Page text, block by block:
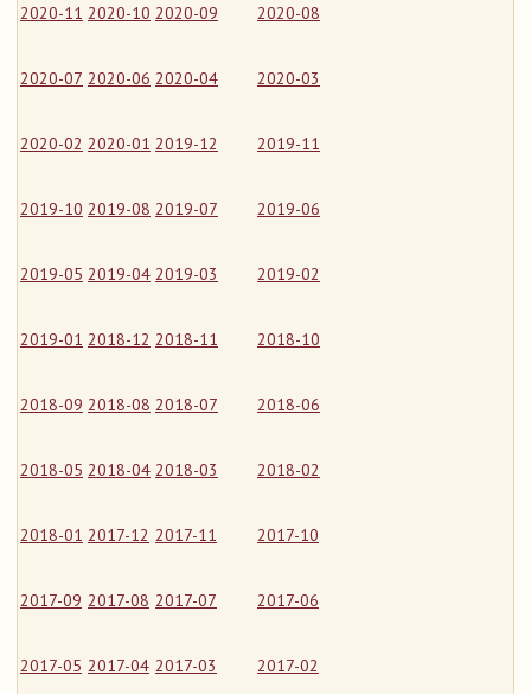
2020-11 2020-10 2020-09 2020-08
2020-07 2020-06 2020-04 2020-03
2020-02 2020-01 2019-12 2019-11
2019-10 2019-08 2019-07 2019-06
2019-05 2019-04 2019-03 2019-02
2019-01 2018-12 2018-11 2018-10
2018-09 2018-08 2018-07 2018-06
2018-05 2018-04 2018-03 2018-02
2018-01 2017-12 2017-11 2017-10
2017-09 2017-08 2017-07 2017-06
2017-05 2017-04 2017-03 2017-02